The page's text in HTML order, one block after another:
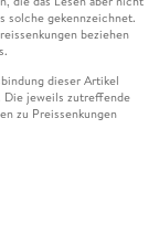
solche gekennzeichnet.
beziehen
dieser Artikel
Die jeweils zutreffende
zu Preissenkungen